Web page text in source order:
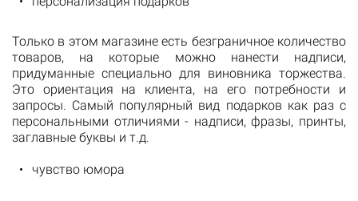
Только в этом магазине есть безграничное количество
товаров, на которые можно нанести надписи,
придуманные специально для виновника торжества.
Это ориентация на клиента, на его потребности и
запросы. Самый популярный вид подарков как раз с
персональными отличиями - надписи, фразы, принты,
заглавные буквы и т.д.
чувство юмора